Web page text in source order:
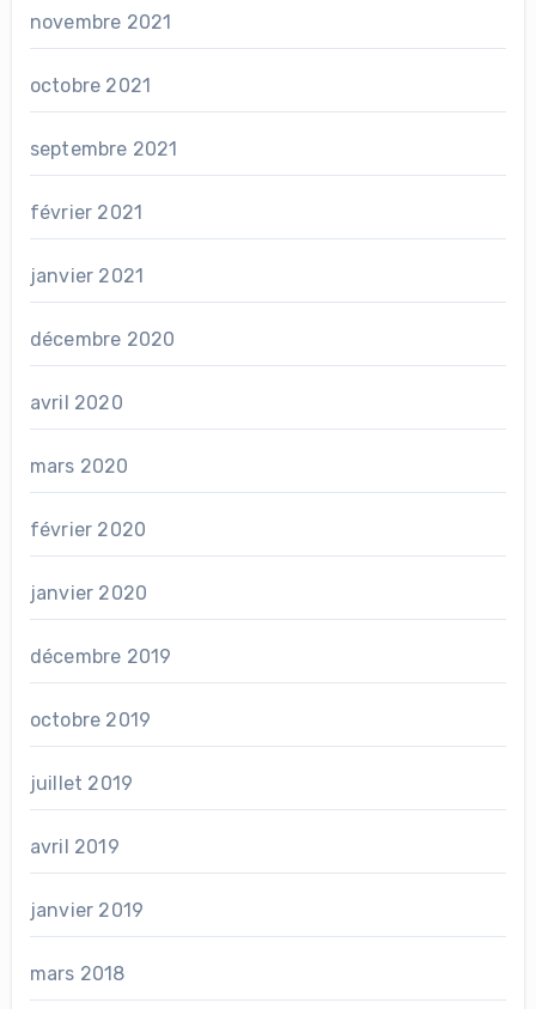
novembre 2021
octobre 2021
septembre 2021
février 2021
janvier 2021
décembre 2020
avril 2020
mars 2020
février 2020
janvier 2020
décembre 2019
octobre 2019
juillet 2019
avril 2019
janvier 2019
mars 2018